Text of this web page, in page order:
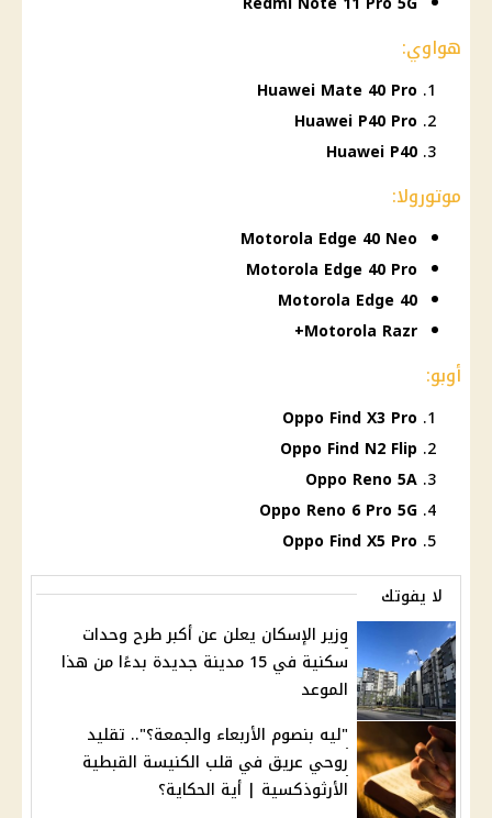
هواوي:
Huawei Mate 40 Pro
Huawei P40 Pro
Huawei P40
موتورولا:
Motorola Edge 40 Neo
Motorola Edge 40 Pro
Motorola Edge 40
Motorola Razr+
أوبو:
Oppo Find X3 Pro
Oppo Find N2 Flip
Oppo Reno 5A
Oppo Reno 6 Pro 5G
Oppo Find X5 Pro
لا يفوتك
وزير الإسكان يعلن عن أكبر طرح وحدات
سكنية في 15 مدينة جديدة بدءًا من هذا
الموعد
"ليه بنصوم الأربعاء والجمعة؟".. تقليد
روحي عريق في قلب الكنيسة القبطية
الأرثوذكسية | أية الحكاية؟